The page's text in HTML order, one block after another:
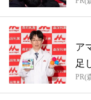
ア
足
PR(